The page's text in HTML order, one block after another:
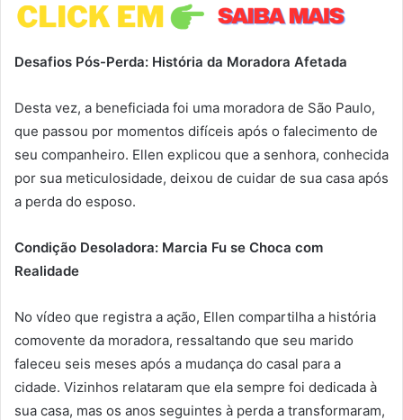
Desafios Pós-Perda: História da Moradora Afetada
Desta vez, a beneficiada foi uma moradora de São Paulo,
que passou por momentos difíceis após o falecimento de
seu companheiro. Ellen explicou que a senhora, conhecida
por sua meticulosidade, deixou de cuidar de sua casa após
a perda do esposo.
Condição Desoladora: Marcia Fu se Choca com
Realidade
No vídeo que registra a ação, Ellen compartilha a história
comovente da moradora, ressaltando que seu marido
faleceu seis meses após a mudança do casal para a
cidade. Vizinhos relataram que ela sempre foi dedicada à
sua casa, mas os anos seguintes à perda a transformaram,